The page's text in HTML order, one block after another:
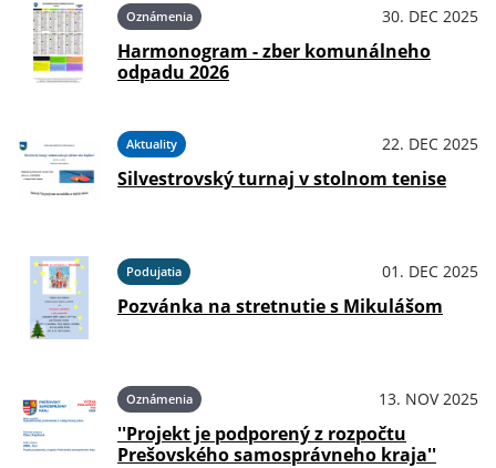
Oznámenia 30. DEC 2025
Harmonogram - zber komunálneho
odpadu 2026
Aktuality 22. DEC 2025
Silvestrovský turnaj v stolnom tenise
Podujatia 01. DEC 2025
Pozvánka na stretnutie s Mikulášom
Oznámenia 13. NOV 2025
''Projekt je podporený z rozpočtu
Prešovského samosprávneho kraja''